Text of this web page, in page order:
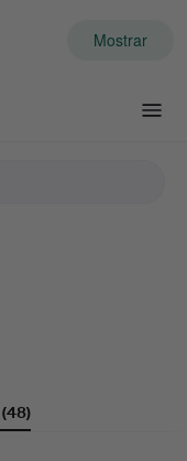
Mostrar
(48)